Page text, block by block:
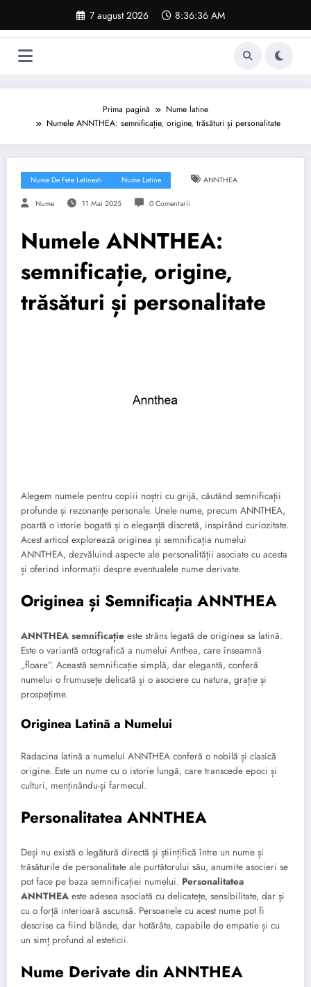
conținut
7 august 2026 8:36:37 AM
Prima pagină
Nume latine
Numele ANNTHEA: semnificație, origine, trăsături și personalitate
Nume De Fete Latinesti Nume Latine ANNTHEA
Nume 11 Mai 2025 0 Comentarii
Numele ANNTHEA:
semnificație, origine,
trăsături și personalitate
Alegem numele pentru copiii noștri cu grijă, căutând semnificații
profunde și rezonanțe personale. Unele nume, precum ANNTHEA,
poartă o istorie bogată și o eleganță discretă, inspirând curiozitate.
Acest articol explorează originea și semnificația numelui
ANNTHEA, dezvăluind aspecte ale personalității asociate cu acesta
și oferind informații despre eventualele nume derivate.
Originea și Semnificația ANNTHEA
ANNTHEA semnificație este strâns legată de originea sa latină.
Este o variantă ortografică a numelui Anthea, care înseamnă
„floare”. Această semnificație simplă, dar elegantă, conferă
numelui o frumusețe delicată și o asociere cu natura, grație și
prospețime.
Originea Latină a Numelui
Radacina latină a numelui ANNTHEA conferă o nobilă și clasică
origine. Este un nume cu o istorie lungă, care transcede epoci și
culturi, menținându-și farmecul.
Personalitatea ANNTHEA
Deși nu există o legătură directă și științifică între un nume și
trăsăturile de personalitate ale purtătorului său, anumite asocieri se
pot face pe baza semnificației numelui. Personalitatea
ANNTHEA este adesea asociată cu delicatețe, sensibilitate, dar și
cu o forță interioară ascunsă. Persoanele cu acest nume pot fi
descrise ca fiind blânde, dar hotărâte, capabile de empatie și cu
un simț profund al esteticii.
Nume Derivate din ANNTHEA